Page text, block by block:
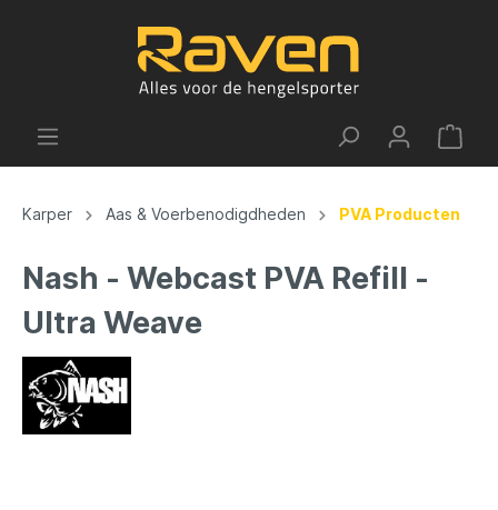
Karper Aas & Voerbenodigdheden PVA Producten
Nash - Webcast PVA Refill -
Ultra Weave